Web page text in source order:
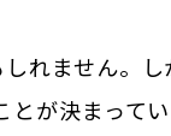
れません。
が決まって